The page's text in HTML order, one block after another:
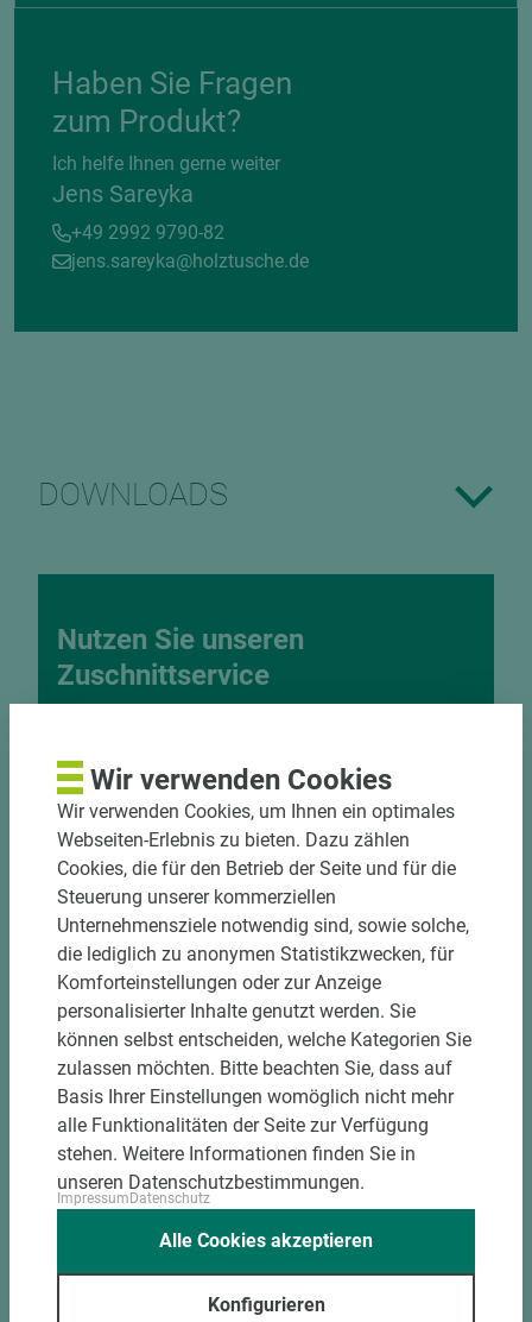
Haben Sie Fragen
zum Produkt?
Ich helfe Ihnen gerne weiter
Jens Sareyka
+49 2992 9790-82
jens.sareyka@holztusche.de
DOWNLOADS
Nutzen Sie unseren
Zuschnittservice
Hohe und präzise Leistung durch
halbautomatische Beschickung
Einzelteiletikettierung auf Wunsch möglich
Materialschonende und kundengerechte
Verpackung der Fixmaße
Jetzt Zuschnitt anfragen
Wir verwenden Cookies
Wir verwenden Cookies, um Ihnen ein optimales
Webseiten-Erlebnis zu bieten. Dazu zählen
Cookies, die für den Betrieb der Seite und für die
Steuerung unserer kommerziellen
Unternehmensziele notwendig sind, sowie solche,
die lediglich zu anonymen Statistikzwecken, für
Komforteinstellungen oder zur Anzeige
personalisierter Inhalte genutzt werden. Sie
können selbst entscheiden, welche Kategorien Sie
zulassen möchten. Bitte beachten Sie, dass auf
Basis Ihrer Einstellungen womöglich nicht mehr
alle Funktionalitäten der Seite zur Verfügung
stehen. Weitere Informationen finden Sie in
unseren Datenschutzbestimmungen.
ImpressumDatenschutz
Konfigurieren
Alle Cookies akzeptieren